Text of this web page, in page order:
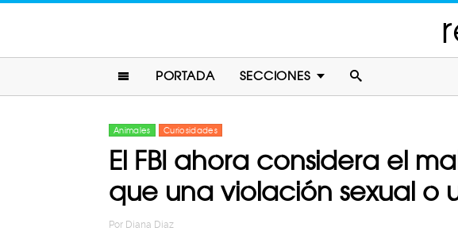
PORTADA SECCIONES
Animales Curiosidades
El FBI ahora considera el
que una violación sexual o
Por Diana Diaz